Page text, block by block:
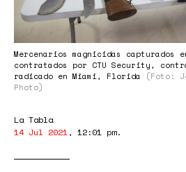
Mercenarios magnicidas capturados
contratados por CTU Security,
radicado en Miami, Florida
(Foto:
Photo)
La Tabla
14 Jul 2021, 12:01 pm.